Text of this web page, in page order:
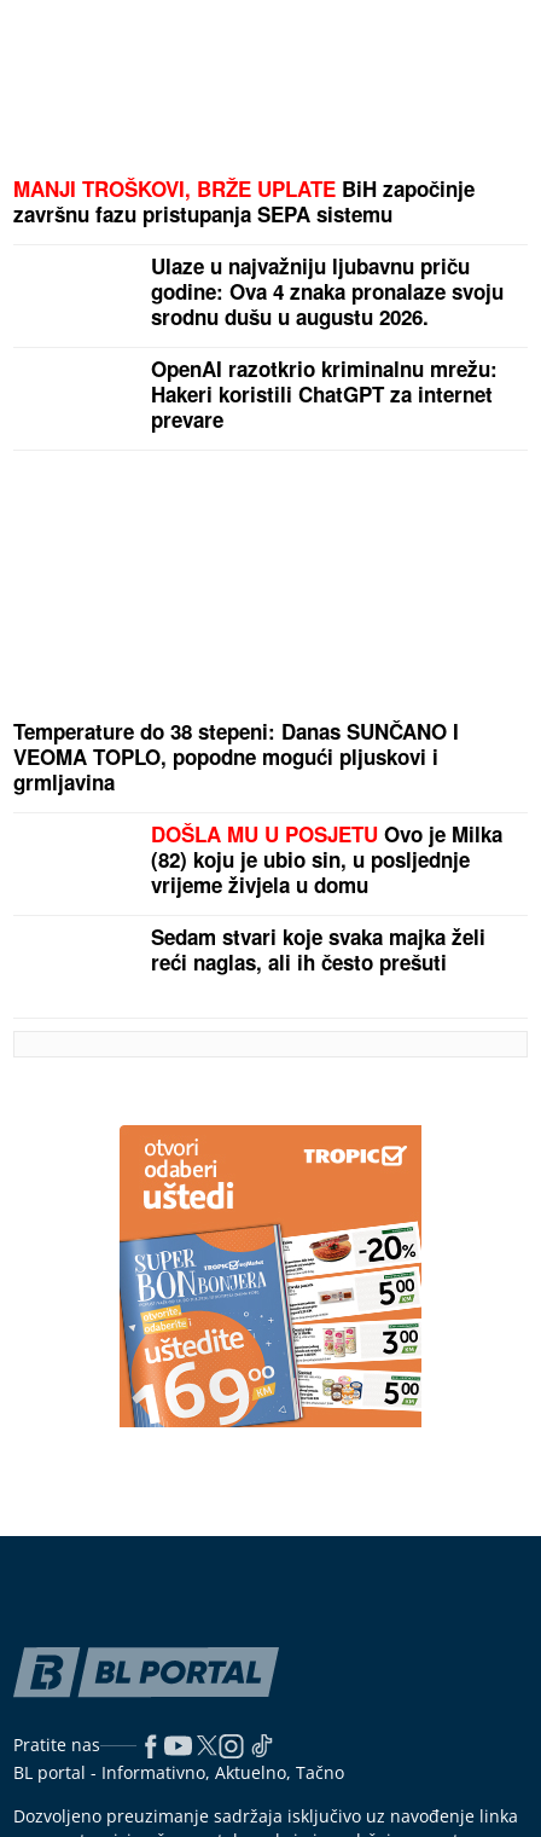
MANJI TROŠKOVI, BRŽE UPLATE BiH započinje
završnu fazu pristupanja SEPA sistemu
Ulaze u najvažniju ljubavnu priču
godine: Ova 4 znaka pronalaze svoju
srodnu dušu u augustu 2026.
OpenAI razotkrio kriminalnu mrežu:
Hakeri koristili ChatGPT za internet
prevare
Temperature do 38 stepeni: Danas SUNČANO I
VEOMA TOPLO, popodne mogući pljuskovi i
grmljavina
DOŠLA MU U POSJETU Ovo je Milka
(82) koju je ubio sin, u posljednje
vrijeme živjela u domu
Sedam stvari koje svaka majka želi
reći naglas, ali ih često prešuti
Pratite nas
BL portal - Informativno, Aktuelno, Tačno
Dozvoljeno preuzimanje sadržaja isključivo uz navođenje linka